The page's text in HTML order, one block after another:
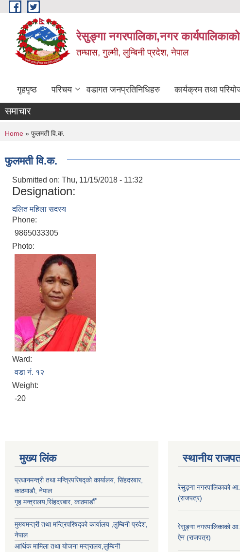
Skip to main content
रेसुङ्गा नगरपालिका,नगर
तम्घास, गुल्मी, लुम्बिनी प्रदेश, नेपाल
गृहपृष्ठ परिचय वडागत जनप्रतिनिधिहरु कार्यक्रम तथा
समाचार
You are here
Home » फुलमती वि.क.
फुलमती वि.क.
Submitted on: Thu, 11/15/2018 - 11:32
Designation:
दलित महिला सदस्य
Phone:
9865033305
Photo:
Ward:
वडा नं. १२
Weight:
-20
मुख्य लिंक
प्रधानमन्त्री तथा मन्त्रिपरिषद्को कार्यालय, सिंहदरबार,
काठमाडौ, नेपाल
गृह मन्त्रालय,सिंहदरबार, काठमाडौँ
मुख्यमन्त्री तथा मन्त्रिपरिषद्को कार्यालय ,लुम्बिनी प्रदेश,
नेपाल
आर्थिक मामिला तथा योजना मन्त्रालय, लुम्बिनी
स्थानीय
रेसु्ङ्गा नगरपालिकाको
(राजपत्र)
रेसु्ङ्गा नगरपालिकाको
ऐन (राजपत्र)